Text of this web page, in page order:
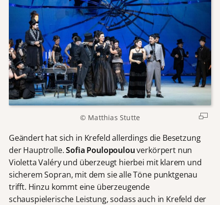
© Matthias Stutte
Geändert hat sich in Krefeld allerdings die Besetzung
der Hauptrolle.Sofia Poulopoulouverkörpert nun
Violetta Valéry und überzeugt hierbei mit klarem und
sicherem Sopran, mit dem sie alle Töne punktgenau
trifft. Hinzu kommt eine überzeugende
schauspielerische Leistung, sodass auch in Krefeld der